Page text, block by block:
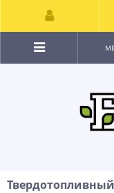
Твердотопливный